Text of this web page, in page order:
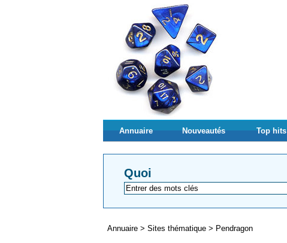
Annuaire Nouveautés Top hits
Quoi
Annuaire > Sites thématique > Pendragon